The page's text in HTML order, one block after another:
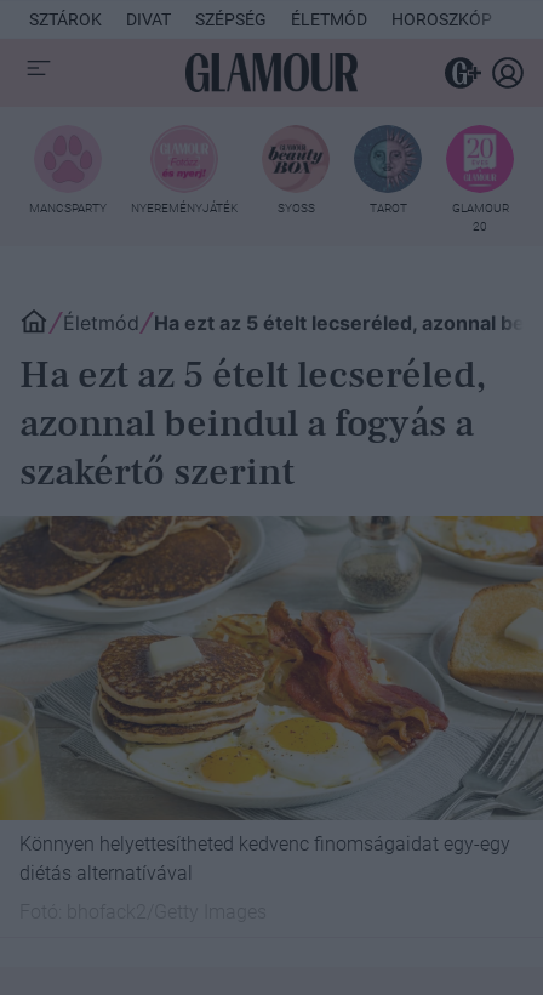
SZTÁROK DIVAT SZÉPSÉG ÉLETMÓD HOROSZKÓP
MANCSPARTY NYEREMÉNYJÁTÉK SYOSS TAROT
GLAMOUR
20
Életmód Ha ezt az 5 ételt lecseréled, azonnal
Ha ezt az 5 ételt lecseréled,
azonnal beindul a fogyás a
szakértő szerint
Könnyen helyettesítheted kedvenc finomságaidat egy-egy
diétás alternatívával